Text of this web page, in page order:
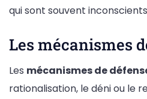
qui sont souvent
Les mécanismes
Les mécanismes de
rationalisation, le déni ou le